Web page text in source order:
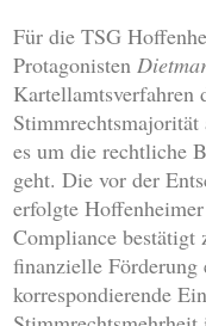
Für die TSG
Protagonisten
Kartellamtsverfahren
es um die rechtliche
geht. Die vor der
erfolgte
Compliance bestätigt
finanzielle Förderung
korrespondierende